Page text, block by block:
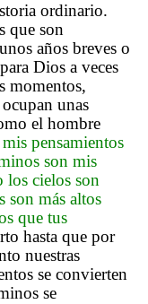
ordinario.
que son
años breves o
Dios a veces
momentos,
unas
el hombre
pensamientos
son mis
los cielos son
son más altos
que tus
hasta que por
nuestras
se convierten
se